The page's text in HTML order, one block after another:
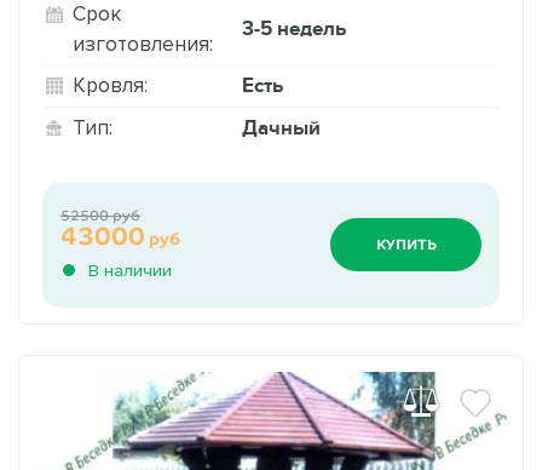
Срок
изготовления:
3-5 недель
Кровля: Есть
Тип: Дачный
В наличии
43000 руб
52500 руб
КУПИТЬ